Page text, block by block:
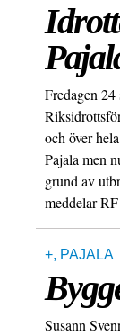
Fredagen 24
och över
Pajala men
grund av
meddelar
+, PAJALA
Susann